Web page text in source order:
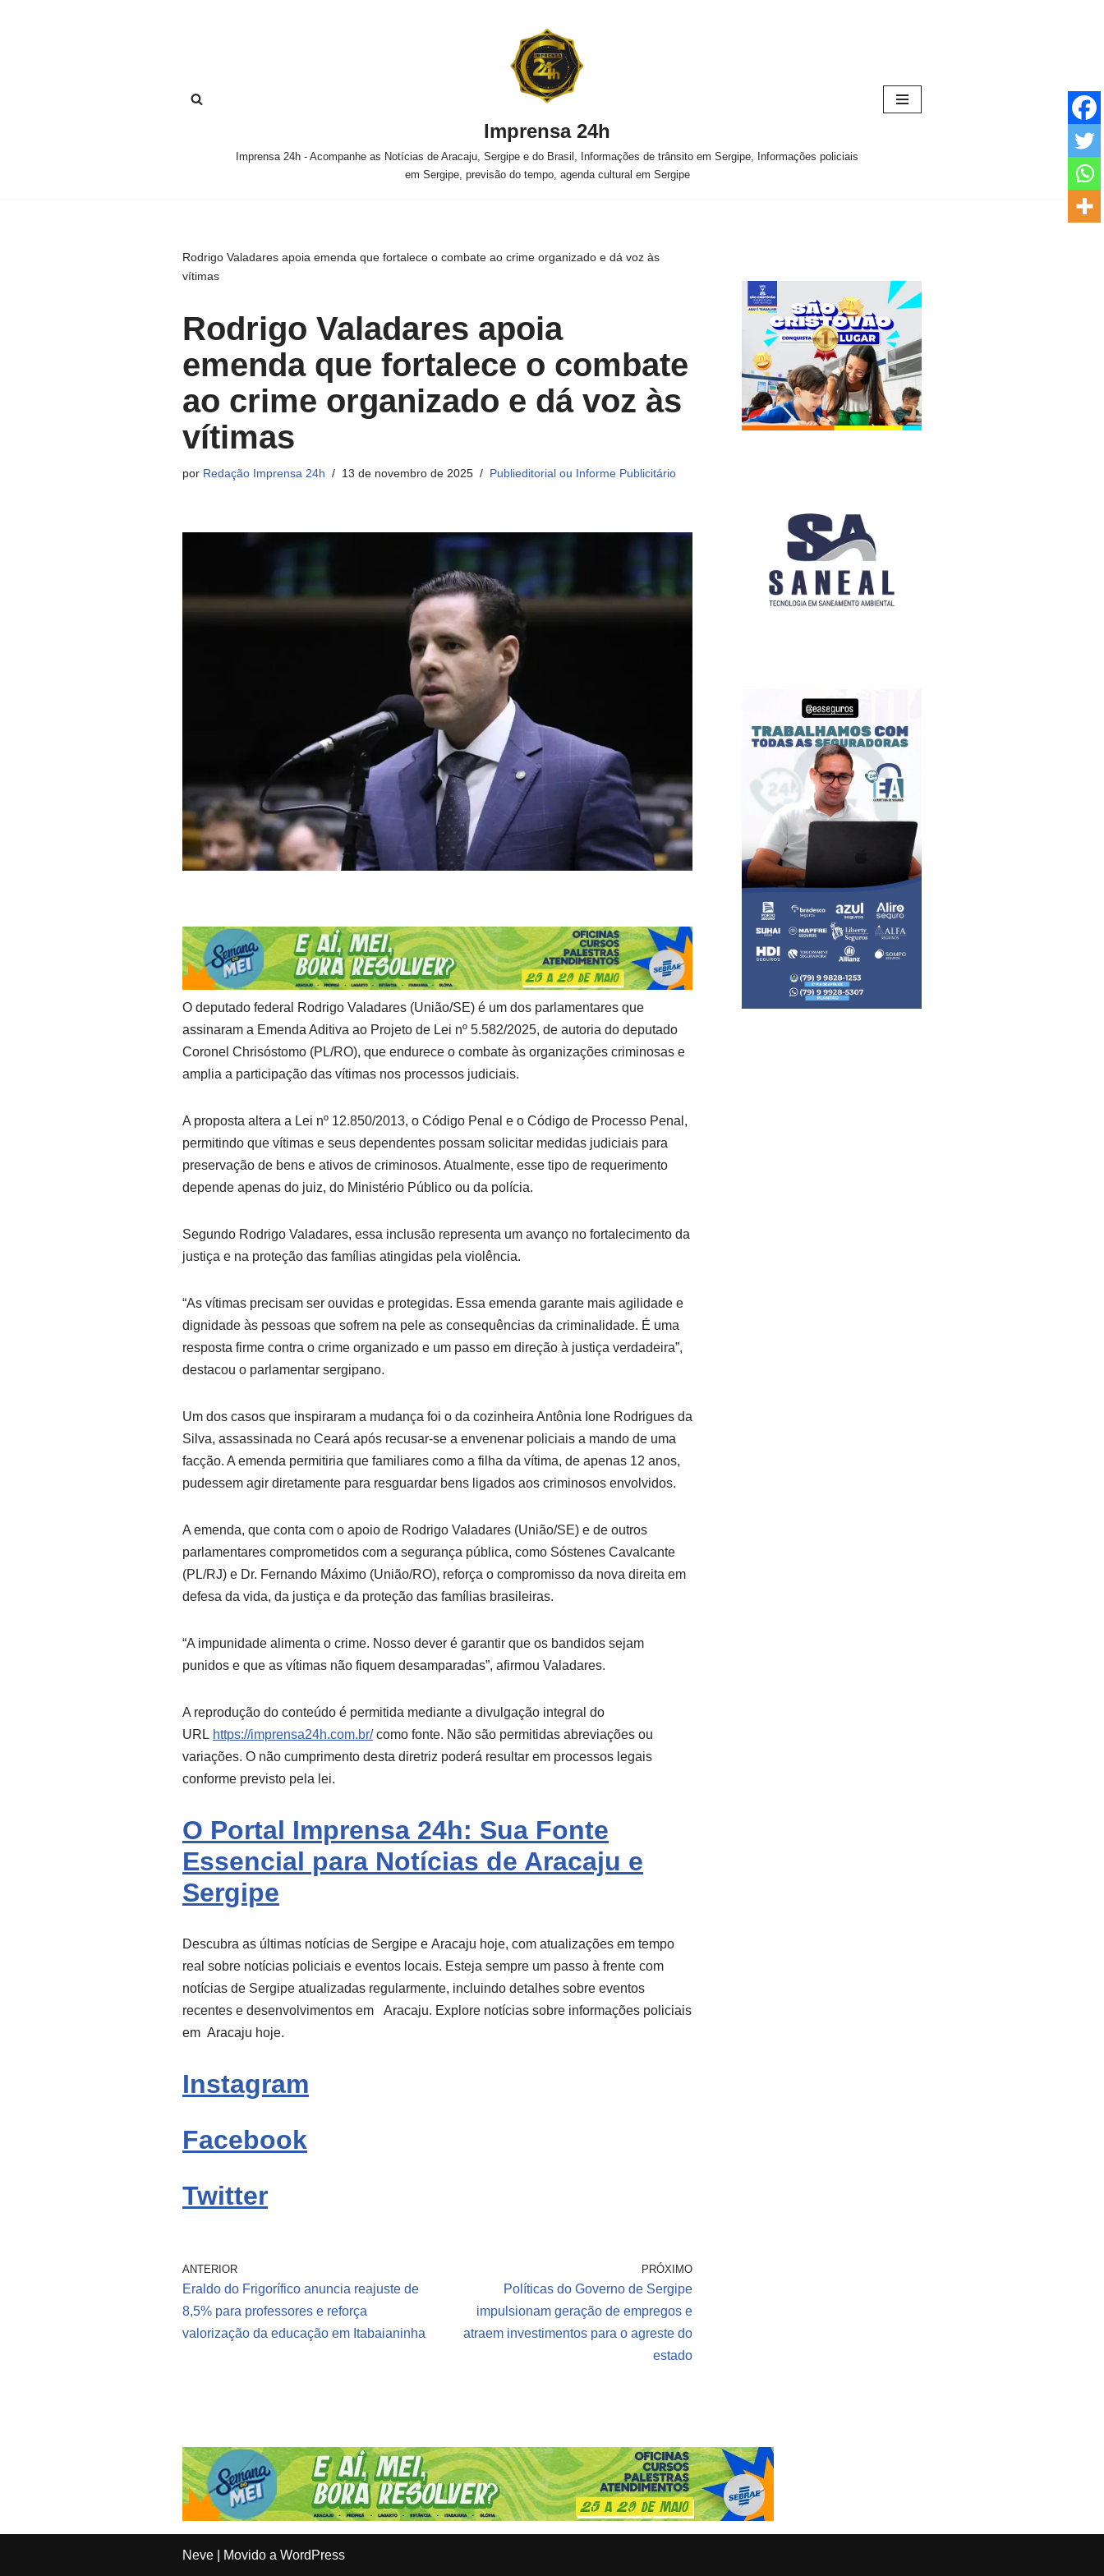
Imprensa 24h
Imprensa 24h - Acompanhe as Notícias de Aracaju, Sergipe e do Brasil, Informações de trânsito em Sergipe, Informações policiais
em Sergipe, previsão do tempo, agenda cultural em Sergipe
Rodrigo Valadares apoia emenda que fortalece o combate ao crime organizado e dá voz às
vítimas
Rodrigo Valadares apoia
emenda que fortalece o combate
ao crime organizado e dá voz às
vítimas
por Redação Imprensa 24h 13 de novembro de 2025 Publieditorial ou Informe Publicitário
O deputado federal Rodrigo Valadares (União/SE) é um dos parlamentares que
assinaram a Emenda Aditiva ao Projeto de Lei nº 5.582/2025, de autoria do deputado
Coronel Chrisóstomo (PL/RO), que endurece o combate às organizações criminosas e
amplia a participação das vítimas nos processos judiciais.
A proposta altera a Lei nº 12.850/2013, o Código Penal e o Código de Processo Penal,
permitindo que vítimas e seus dependentes possam solicitar medidas judiciais para
preservação de bens e ativos de criminosos. Atualmente, esse tipo de requerimento
depende apenas do juiz, do Ministério Público ou da polícia.
Segundo Rodrigo Valadares, essa inclusão representa um avanço no fortalecimento da
justiça e na proteção das famílias atingidas pela violência.
“As vítimas precisam ser ouvidas e protegidas. Essa emenda garante mais agilidade e
dignidade às pessoas que sofrem na pele as consequências da criminalidade. É uma
resposta firme contra o crime organizado e um passo em direção à justiça verdadeira”,
destacou o parlamentar sergipano.
Um dos casos que inspiraram a mudança foi o da cozinheira Antônia Ione Rodrigues da
Silva, assassinada no Ceará após recusar-se a envenenar policiais a mando de uma
facção. A emenda permitiria que familiares como a filha da vítima, de apenas 12 anos,
pudessem agir diretamente para resguardar bens ligados aos criminosos envolvidos.
A emenda, que conta com o apoio de Rodrigo Valadares (União/SE) e de outros
parlamentares comprometidos com a segurança pública, como Sóstenes Cavalcante
(PL/RJ) e Dr. Fernando Máximo (União/RO), reforça o compromisso da nova direita em
defesa da vida, da justiça e da proteção das famílias brasileiras.
“A impunidade alimenta o crime. Nosso dever é garantir que os bandidos sejam
punidos e que as vítimas não fiquem desamparadas”, afirmou Valadares.
A reprodução do conteúdo é permitida mediante a divulgação integral do
URL https://imprensa24h.com.br/como fonte. Não são permitidas abreviações ou
variações. O não cumprimento desta diretriz poderá resultar em processos legais
conforme previsto pela lei.
O Portal Imprensa 24h: Sua Fonte
Essencial para Notícias de Aracaju e
Sergipe
Descubra as últimas notícias de Sergipe e Aracaju hoje, com atualizações em tempo
real sobre notícias policiais e eventos locais. Esteja sempre um passo à frente com
notícias de Sergipe atualizadas regularmente, incluindo detalhes sobre eventos
recentes e desenvolvimentos em Aracaju. Explore notícias sobre informações policiais
em Aracaju hoje.
Instagram
Facebook
Twitter
ANTERIOR
Eraldo do Frigorífico anuncia reajuste de
8,5% para professores e reforça
valorização da educação em Itabaianinha
PRÓXIMO
Políticas do Governo de Sergipe
impulsionam geração de empregos e
atraem investimentos para o agreste do
estado
Neve | Movido a WordPress